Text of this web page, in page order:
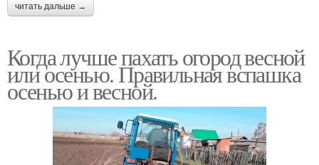
читать дальше →
Когда лучше пахать огород весной
или осенью. Правильная вспашка
осенью и весной.